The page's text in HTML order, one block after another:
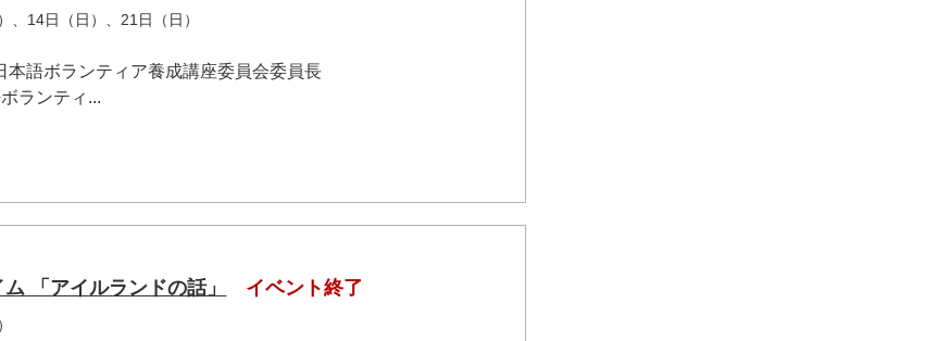
、14日（日）、21日（日）
語ボランティア養成講座委員会委員長
ランティ...
「アイルランドの話」 イベント終了